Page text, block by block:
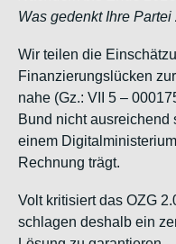
Was gedenkt Ihre
Wir teilen die
Finanzierungslücken
nahe (Gz.: VII 5 –
Bund nicht
einem
Rechnung trägt.
Volt kritisiert das OZG
schlagen deshalb ein